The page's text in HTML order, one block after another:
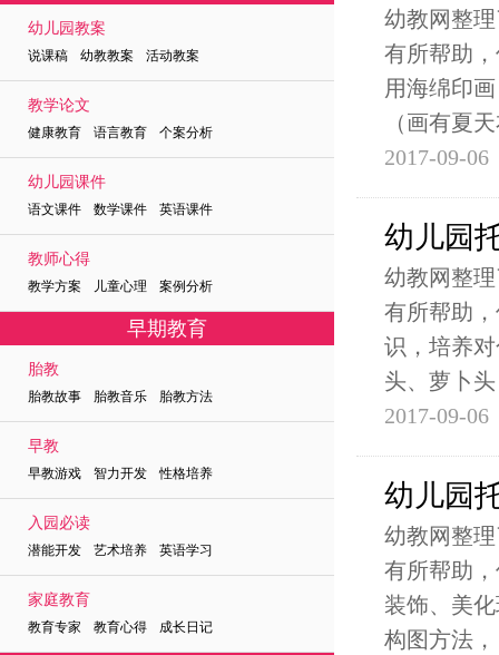
幼儿园教案
说课稿 幼教教案 活动教案
教学论文
健康教育 语言教育 个案分析
幼儿园课件
语文课件 数学课件 英语课件
教师心得
教学方案 儿童心理 案例分析
早期教育
胎教
胎教故事 胎教音乐 胎教方法
早教
早教游戏 智力开发 性格培养
入园必读
潜能开发 艺术培养 英语学习
家庭教育
教育专家 教育心得 成长日记
幼教网整
有所帮助
用海绵印
（画有夏
2017-09-06
幼儿园
幼教网整
有所帮助
识，培养
头、萝卜头
2017-09-06
幼儿园
幼教网整
有所帮助
装饰、美
构图方法，